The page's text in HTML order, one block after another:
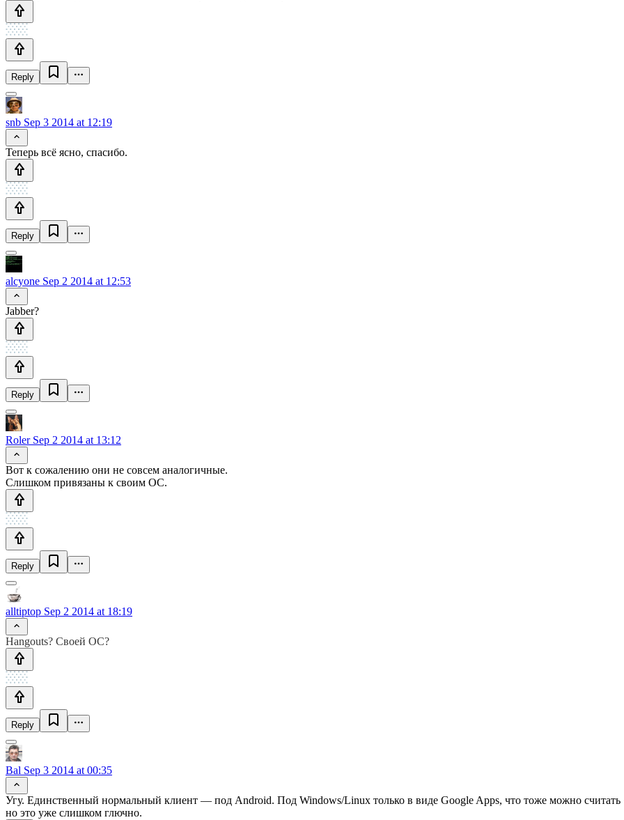
Reply
snb Sep 3 2014 at 12:19
Теперь всё ясно, спасибо.
Reply
alcyone Sep 2 2014 at 12:53
Jabber?
Reply
RolerSep 2 2014 at 13:12
Вот к сожалению они не совсем аналогичные.
Слишком привязаны к своим ОС.
Reply
alltiptop Sep 2 2014 at 18:19
Hangouts? Своей ОС?
Reply
Bal Sep 3 2014 at 00:35
Угу. Единственный нормальный клиент — под Android. Под Windows/Linux только в виде Google Apps, что тоже можно
но это уже слишком глючно.